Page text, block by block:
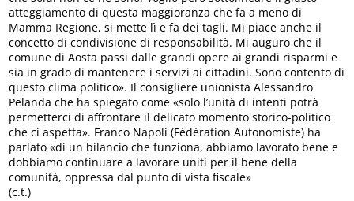
atteggiamento di questa maggioranza che fa a meno di
Mamma Regione, si mette lì e fa dei tagli. Mi piace anche il
concetto di condivisione di responsabilità. Mi auguro che il
comune di Aosta passi dalle grandi opere ai grandi risparmi e
sia in grado di mantenere i servizi ai cittadini. Sono contento di
questo clima politico». Il consigliere unionista Alessandro
Pelanda che ha spiegato come «solo l’unità di intenti potrà
permetterci di affrontare il delicato momento storico-politico
che ci aspetta». Franco Napoli (Fédération Autonomiste) ha
parlato «di un bilancio che funziona, abbiamo lavorato bene e
dobbiamo continuare a lavorare uniti per il bene della
comunità, oppressa dal punto di vista fiscale»
(c.t.)